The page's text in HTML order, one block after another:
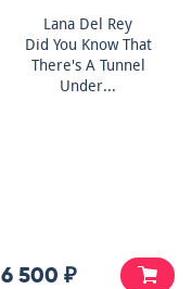
Lana Del Rey
Did You Know That
There's A Tunnel
Under...
6 500 ₽